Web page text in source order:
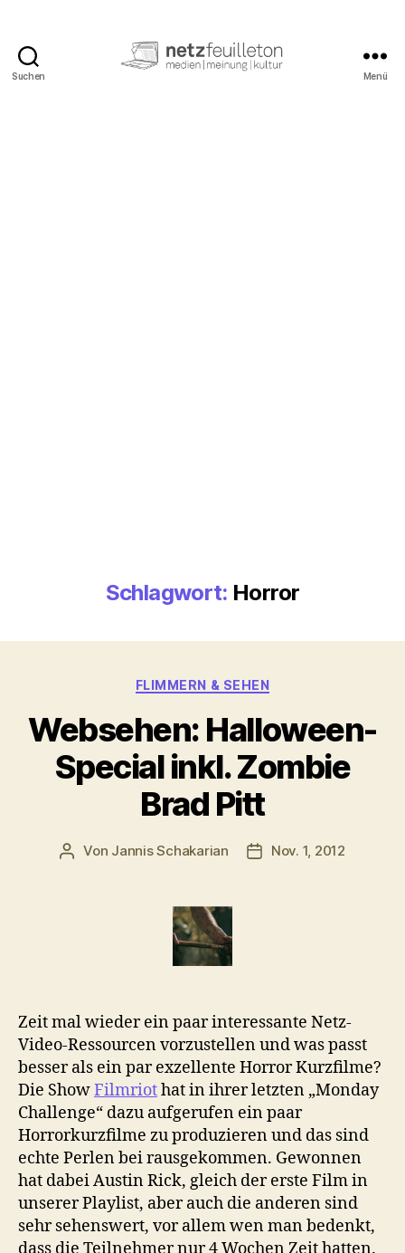
Suchen Menü
Schlagwort: Horror
Kategorien
FLIMMERN & SEHEN
Websehen: Halloween-
Special inkl. Zombie
Brad Pitt
Beitragsautor
Von Jannis Schakarian Nov. 1, 2012
Zeit mal wieder ein paar interessante Netz-
Video-Ressourcen vorzustellen und was passt
besser als ein par exzellente Horror Kurzfilme?
Die ShowFilmriothat in ihrer letzten „Monday
Challenge“ dazu aufgerufen ein paar
Horrorkurzfilme zu produzieren und das sind
echte Perlen bei rausgekommen. Gewonnen
hat dabei Austin Rick, gleich der erste Film in
unserer Playlist, aber auch die anderen sind
sehr sehenswert, vor allem wen man bedenkt,